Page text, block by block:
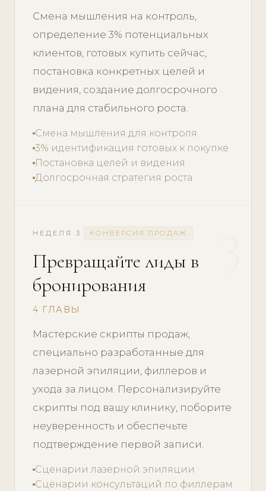
Смена мышления на контроль,
определение 3% потенциальных
клиентов, готовых купить сейчас,
постановка конкретных целей и
видения, создание долгосрочного
плана для стабильного роста.
Смена мышления для контроля
3% идентификация готовых к покупке
Постановка целей и видения
Долгосрочная стратегия роста
НЕДЕЛЯ 3 КОНВЕРСИЯ ПРОДАЖ
Превращайте лиды в
бронирования
4 ГЛАВЫ
Мастерские скрипты продаж,
специально разработанные для
лазерной эпиляции, филлеров и
ухода за лицом. Персонализируйте
скрипты под вашу клинику, поборите
неуверенность и обеспечьте
подтверждение первой записи.
Сценарии лазерной эпиляции
Сценарии консультаций по филлерам